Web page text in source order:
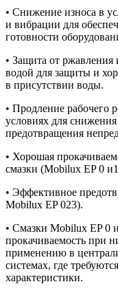
• Снижение износа в
и вибрации для
готовности
• Защита от
водой для защиты и
в присутствии воды.
• Продление рабочего
условиях для
предотвращения
• Хорошая
смазки (Mobilux EP 0
• Эффективное
Mobilux EP 023).
• Смазки Mobilux EP 0
прокачиваемость при
применению в
системах, где
характеристики.